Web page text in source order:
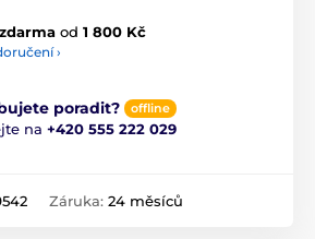
od 1 800 Kč
›
poradit? offline
na +420 555 222 029
Záruka: 24 měsíců